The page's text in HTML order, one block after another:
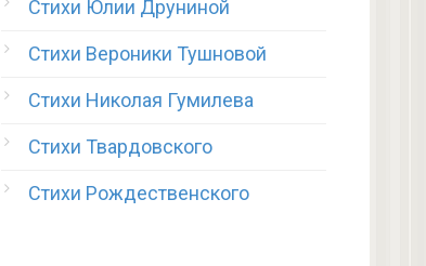
Стихи Юлии Друниной
Стихи Вероники Тушновой
Стихи Николая Гумилева
Стихи Твардовского
Стихи Рождественского